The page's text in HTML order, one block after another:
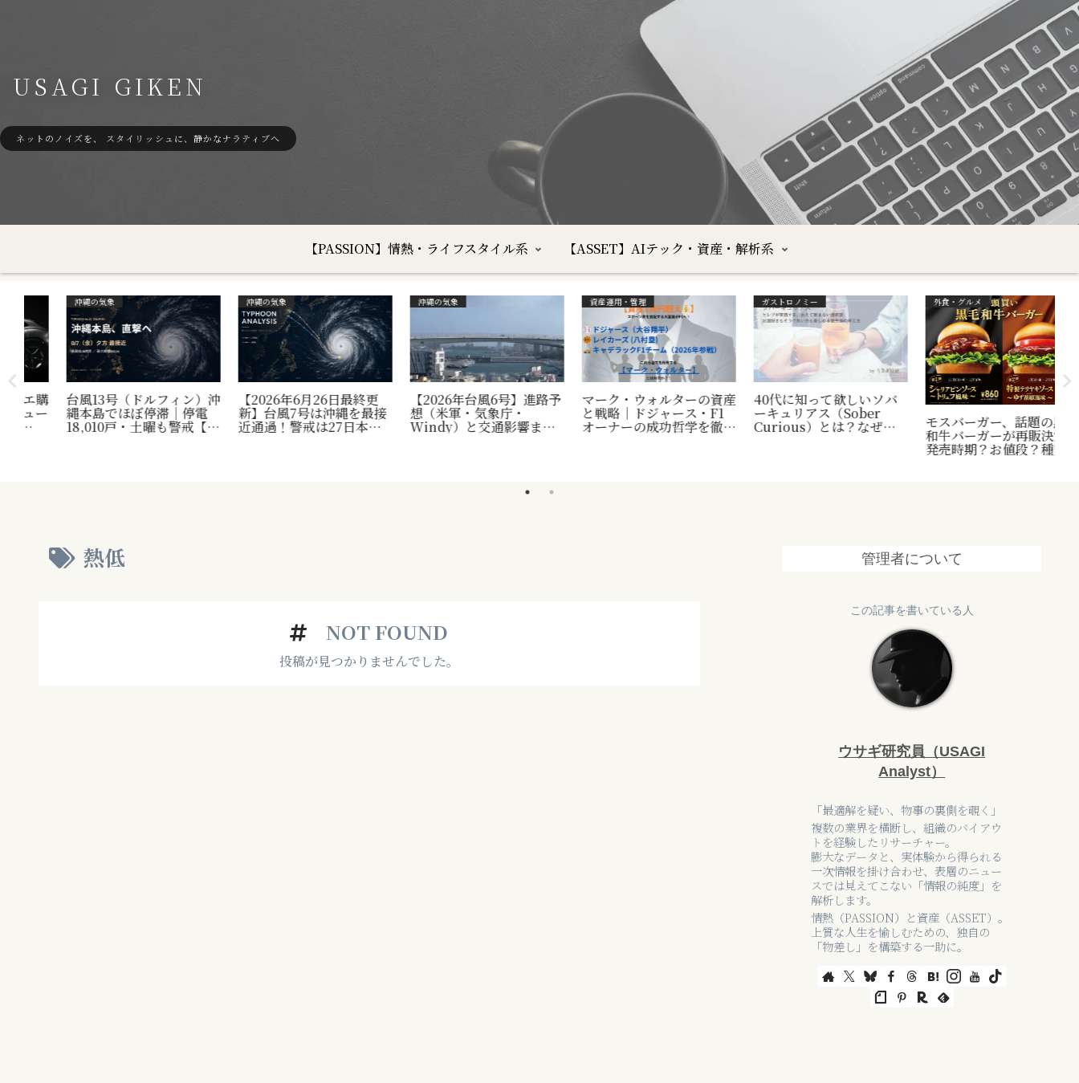
USAGI GIKEN
ネットのノイズを、 スタイリッシュに、静かなナラティブへ
【PASSION】情熱・ライフスタイル系 【ASSET】AIテック・資産・解析系
沖縄の気象
台風13号（ドルフィン）沖
縄本島でほぼ停滞｜停電
18,010戸・土曜も警戒【最
沖縄の気象
【2026年6月26日最終更
新】台風7号は沖縄を最接
近通過！警戒は27日本州
沖縄の気象
【2026年台風6号】進路予
想（米軍・気象庁・
Windy）と交通影響まと
資産運用・管理
マーク・ウォルターの資産
と戦略｜ドジャース・F1
オーナーの成功哲学を徹底
ガストロノミー
40代に知って欲しいソバ
ーキュリアス（Sober
Curious）とは？なぜ有
外食・グルメ
モスバーガー、話題の黒毛
和牛バーガーが再販決定！
発売時期？お値段？種類？
熱低
NOT FOUND
投稿が見つかりませんでした。
管理者について
この記事を書いている人
ウサギ研究員（USAGI
Analyst）
「最適解を疑い、物事の裏側を覗く」
複数の業界を横断し、組織のバイアウ
トを経験したリサーチャー。
膨大なデータと、実体験から得られる
一次情報を掛け合わせ、表層のニュー
スでは見えてこない「情報の純度」を
解析します。
情熱（PASSION）と資産（ASSET）。
上質な人生を愉しむための、独自の
「物差し」を構築する一助に。